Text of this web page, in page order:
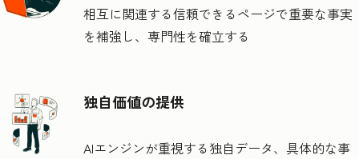
相互に関連する信頼できるページで重要な事実
を補強し、専門性を確立する
独自価値の提供
AIエンジンが重視する独自データ、具体的な事